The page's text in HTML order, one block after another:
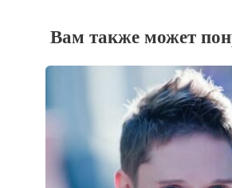
Вам также может